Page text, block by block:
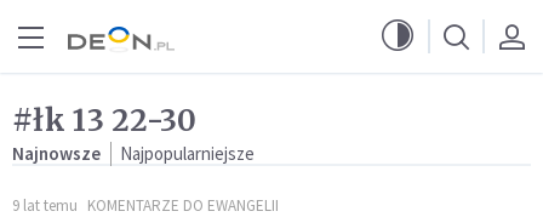
#łk 13 22-30
Najnowsze Najpopularniejsze
9 lat temu KOMENTARZE DO EWANGELII